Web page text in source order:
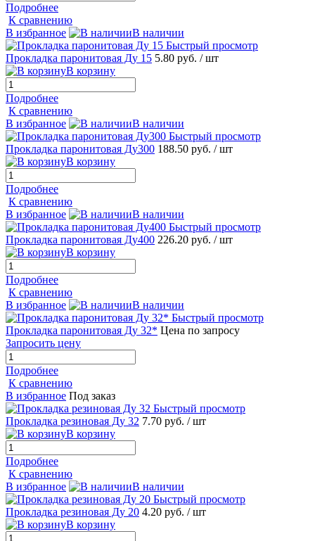
Подробнее
К сравнению
В избранное
В наличии
Быстрый просмотр
Прокладка паронитовая Ду 15 5.80 руб. / шт
В корзину
Подробнее
К сравнению
В избранное
В наличии
Быстрый просмотр
Прокладка паронитовая Ду300 188.50 руб. / шт
В корзину
Подробнее
К сравнению
В избранное
В наличии
Быстрый просмотр
Прокладка паронитовая Ду400 226.20 руб. / шт
В корзину
Подробнее
К сравнению
В избранное
В наличии
Быстрый просмотр
Прокладка паронитовая Ду 32* Цена по запросу
Запросить цену
Подробнее
К сравнению
В избранное Под заказ
Быстрый просмотр
Прокладка резиновая Ду 32 7.70 руб. / шт
В корзину
Подробнее
К сравнению
В избранное
В наличии
Быстрый просмотр
Прокладка резиновая Ду 20 4.20 руб. / шт
В корзину